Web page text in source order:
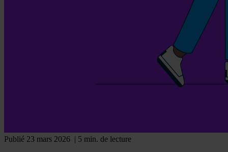
Publié 23 mars 2026 | 5 min. de lecture